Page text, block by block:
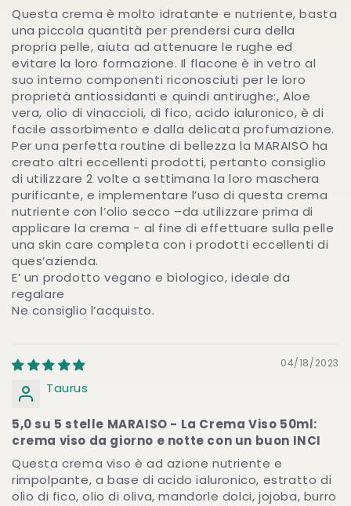
Questa crema è molto idratante e nutriente, basta
una piccola quantità per prendersi cura della
propria pelle, aiuta ad attenuare le rughe ed
evitare la loro formazione. Il flacone è in vetro al
suo interno componenti riconosciuti per le loro
proprietà antiossidanti e quindi antirughe:, Aloe
vera, olio di vinaccioli, di fico, acido ialuronico, è di
facile assorbimento e dalla delicata profumazione.
Per una perfetta routine di bellezza la MARAISO ha
creato altri eccellenti prodotti, pertanto consiglio
di utilizzare 2 volte a settimana la loro maschera
purificante, e implementare l’uso di questa crema
nutriente con l’olio secco –da utilizzare prima di
applicare la crema - al fine di effettuare sulla pelle
una skin care completa con i prodotti eccellenti di
ques’azienda.
E’ un prodotto vegano e biologico, ideale da
regalare
Ne consiglio l’acquisto.
04/18/2023
Taurus
5,0 su 5 stelle MARAISO - La Crema Viso 50ml:
crema viso da giorno e notte con un buon INCI
Questa crema viso è ad azione nutriente e
rimpolpante, a base di acido ialuronico, estratto di
olio di fico, olio di oliva, mandorle dolci, jojoba, burro